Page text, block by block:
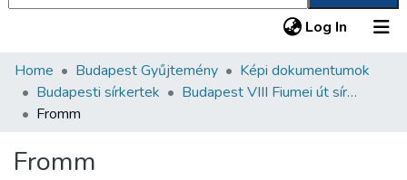
Log In (current)
Communities & Collections
All of DSpace
Home Budapest Gyűjtemény
Képi dokumentumok
Budapesti sírkertek
Budapest VIII Fiumei út sírkert 3. rész
Fromm
Fromm